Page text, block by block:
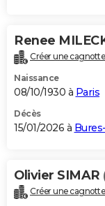
Renee
Créer une
Naissance
08/10/1930 à Paris
Décès
15/01/2026 à
Olivier SIMAR
Créer une